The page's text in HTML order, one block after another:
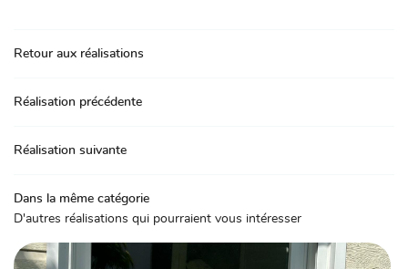
Retour aux réalisations
Réalisation précédente
Réalisation suivante
Dans la même catégorie
D'autres réalisations qui pourraient vous intéresser